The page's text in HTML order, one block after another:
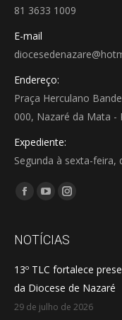
81 3633 1009
E-mail
Endereço:
Praça Herculano
000, Nazaré da Mata -
Expediente:
Segunda à sexta-feira,
Encontre-nos em:
Facebook
opens
new
window
YouTube
opens
new
window
Instagram
opens
new
window
NOTÍCIAS
13º TLC fortalece
da Diocese de Nazaré
29 de julho de 2026